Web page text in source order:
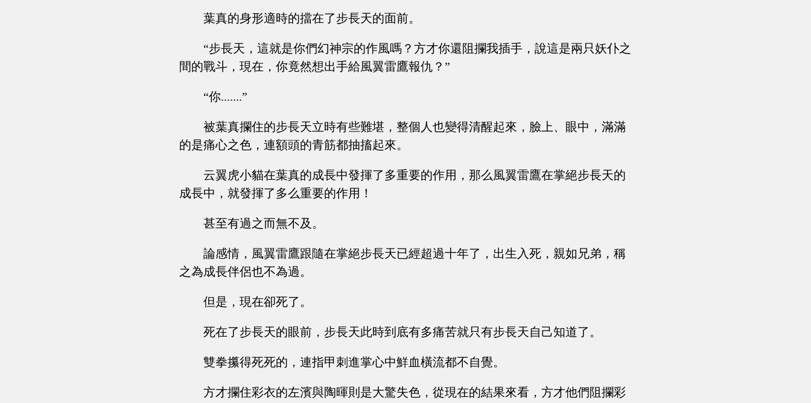
葉真的身形適時的擋在了步長天的面前。
“步長天，這就是你們幻神宗的作風嗎？方才你還阻攔我插手，說這是兩只妖仆之
間的戰斗，現在，你竟然想出手給風翼雷鷹報仇？”
“你.......”
被葉真攔住的步長天立時有些難堪，整個人也變得清醒起來，臉上、眼中，滿滿
的是痛心之色，連額頭的青筋都抽搐起來。
云翼虎小貓在葉真的成長中發揮了多重要的作用，那么風翼雷鷹在掌絕步長天的
成長中，就發揮了多么重要的作用！
甚至有過之而無不及。
論感情，風翼雷鷹跟隨在掌絕步長天已經超過十年了，出生入死，親如兄弟，稱
之為成長伴侶也不為過。
但是，現在卻死了。
死在了步長天的眼前，步長天此時到底有多痛苦就只有步長天自己知道了。
雙拳攥得死死的，連指甲刺進掌心中鮮血橫流都不自覺。
方才攔住彩衣的左濱與陶暉則是大驚失色，從現在的結果來看，方才他們阻攔彩